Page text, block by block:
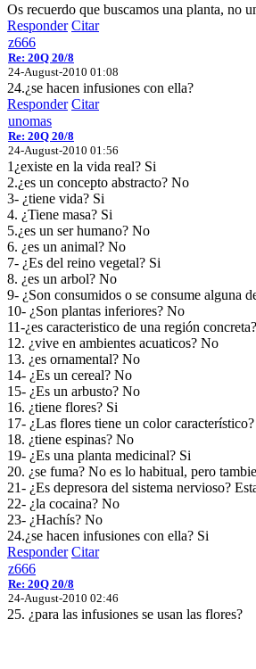
Os recuerdo que buscamos una planta, no
Responder Citar
z666
Re: 20Q 20/8
24-August-2010 01:08
24.¿se hacen infusiones con ella?
Responder Citar
unomas
Re: 20Q 20/8
24-August-2010 01:56
1¿existe en la vida real? Si
2.¿es un concepto abstracto? No
3- ¿tiene vida? Si
4. ¿Tiene masa? Si
5.¿es un ser humano? No
6. ¿es un animal? No
7- ¿Es del reino vegetal? Si
8. ¿es un arbol? No
9- ¿Son consumidos o se consume alguna
10- ¿Son plantas inferiores? No
11-¿es caracteristico de una región
12. ¿vive en ambientes acuaticos? No
13. ¿es ornamental? No
14- ¿Es un cereal? No
15- ¿Es un arbusto? No
16. ¿tiene flores? Si
17- ¿Las flores tiene un color
18. ¿tiene espinas? No
19- ¿Es una planta medicinal? Si
20. ¿se fuma? No es lo habitual, pero
21- ¿Es depresora del sistema nervioso?
22- ¿la cocaina? No
23- ¿Hachís? No
24.¿se hacen infusiones con ella? Si
Responder Citar
z666
Re: 20Q 20/8
24-August-2010 02:46
25. ¿para las infusiones se usan las flores?